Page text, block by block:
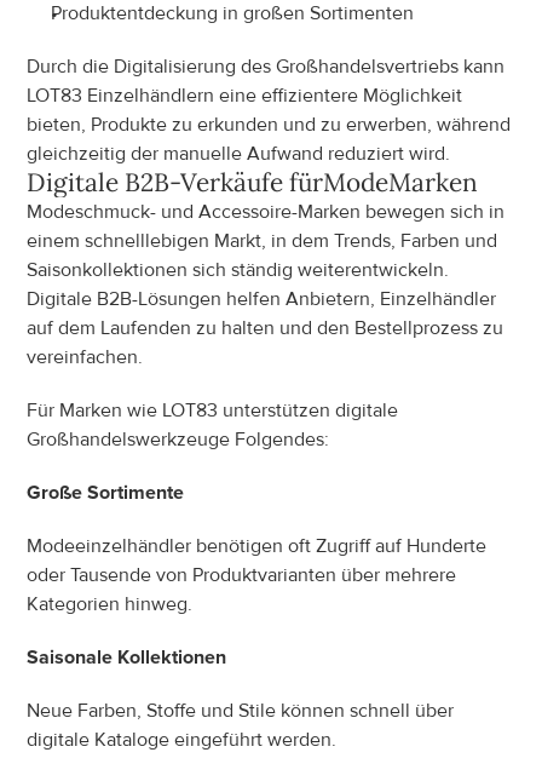
Produktentdeckung in großen Sortimenten
Durch die Digitalisierung des Großhandelsvertriebs kann
LOT83 Einzelhändlern eine effizientere Möglichkeit
bieten, Produkte zu erkunden und zu erwerben, während
gleichzeitig der manuelle Aufwand reduziert wird.
Digitale B2B-Verkäufe fürModeMarken
Modeschmuck- und Accessoire-Marken bewegen sich in
einem schnelllebigen Markt, in dem Trends, Farben und
Saisonkollektionen sich ständig weiterentwickeln.
Digitale B2B-Lösungen helfen Anbietern, Einzelhändler
auf dem Laufenden zu halten und den Bestellprozess zu
vereinfachen.
Für Marken wie LOT83 unterstützen digitale
Großhandelswerkzeuge Folgendes:
Große Sortimente
Modeeinzelhändler benötigen oft Zugriff auf Hunderte
oder Tausende von Produktvarianten über mehrere
Kategorien hinweg.
Saisonale Kollektionen
Neue Farben, Stoffe und Stile können schnell über
digitale Kataloge eingeführt werden.